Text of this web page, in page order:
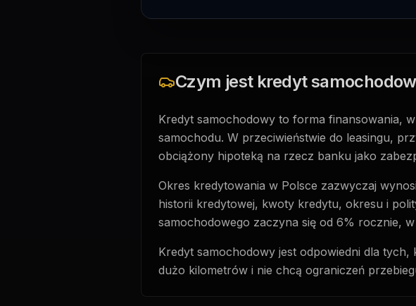
Czym jest kredyt
Kredyt samochodowy to forma finansowania,
samochodu. W przeciwieństwie do leasingu,
obciążony hipoteką na rzecz banku jako
Okres kredytowania w Polsce zazwyczaj
historii kredytowej, kwoty kredytu, okresu i
samochodowego zaczyna się od 6% rocznie,
Kredyt samochodowy jest odpowiedni dla
dużo kilometrów i nie chcą ograniczeń